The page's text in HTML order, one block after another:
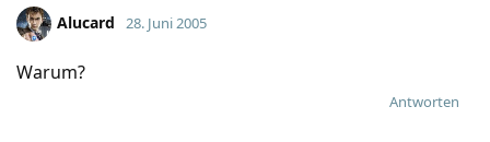
Alucard 28. Juni 2005
Warum?
Antworten